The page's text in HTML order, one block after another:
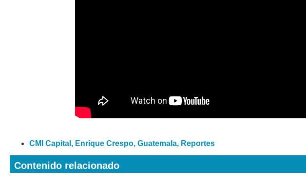
CMI Capital , Enrique Crespo, Guatemala, Reportes
Contenido relacionado